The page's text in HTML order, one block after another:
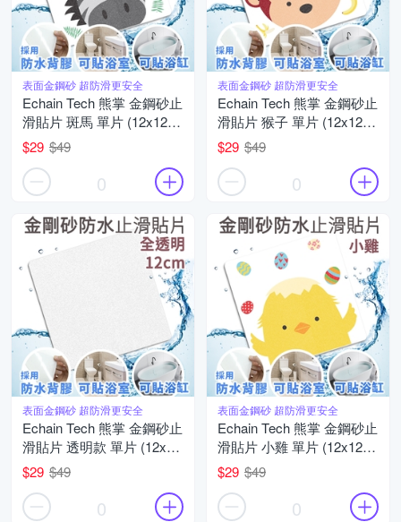
表面金鋼砂 超防滑更安全
Echain Tech 熊掌 金鋼砂止
滑貼片 斑馬 單片 (12x12公
分/共16款可任選) 防滑貼
片/浴室貼/磁磚貼/防水止滑
貼
$29 $49
0
表面金鋼砂 超防滑更安全
Echain Tech 熊掌 金鋼砂止
滑貼片 猴子 單片 (12x12公
分/共16款可任選) 防滑貼
片/浴室貼/磁磚貼/防水止滑
貼
$29 $49
0
表面金鋼砂 超防滑更安全
Echain Tech 熊掌 金鋼砂止
滑貼片 透明款 單片 (12x12
公分/共16款可任選) 防滑貼
片/浴室貼/磁磚貼/防水止滑
貼
$29 $49
0
表面金鋼砂 超防滑更安全
Echain Tech 熊掌 金鋼砂止
滑貼片 小雞 單片 (12x12公
分/共16款可任選) 防滑貼
片/浴室貼/磁磚貼/防水止滑
貼
$29 $49
0